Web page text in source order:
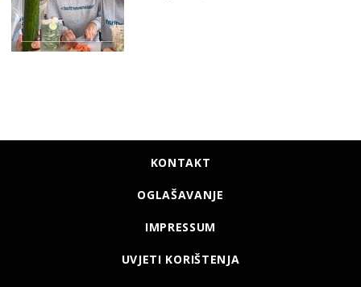
KONTAKT
OGLAŠAVANJE
IMPRESSUM
UVJETI KORIŠTENJA